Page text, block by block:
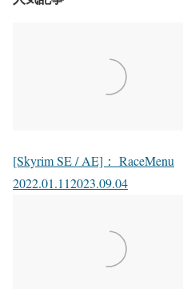
[Skyrim SE / AE]： RaceMenu
2022.01.112023.09.04